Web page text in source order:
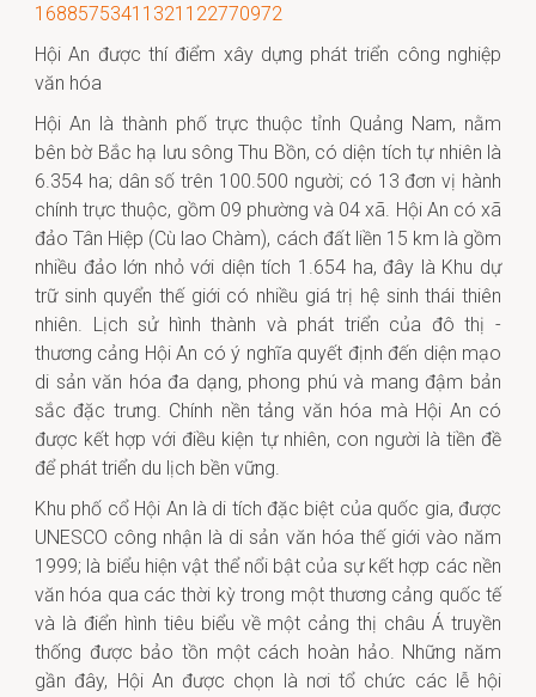
Hội An được thí điểm xây dựng phát triển công nghiệp
văn hóa
Hội An là thành phố trực thuộc tỉnh Quảng Nam, nằm
bên bờ Bắc hạ lưu sông Thu Bồn, có diện tích tự nhiên là
6.354 ha; dân số trên 100.500 người; có 13 đơn vị hành
chính trực thuộc, gồm 09 phường và 04 xã. Hội An có xã
đảo Tân Hiệp (Cù lao Chàm), cách đất liền 15 km là gồm
nhiều đảo lớn nhỏ với diện tích 1.654 ha, đây là Khu dự
trữ sinh quyển thế giới có nhiều giá trị hệ sinh thái thiên
nhiên. Lịch sử hình thành và phát triển của đô thị -
thương cảng Hội An có ý nghĩa quyết định đến diện mạo
di sản văn hóa đa dạng, phong phú và mang đậm bản
sắc đặc trưng. Chính nền tảng văn hóa mà Hội An có
được kết hợp với điều kiện tự nhiên, con người là tiền đề
để phát triển du lịch bền vững.
Khu phố cổ Hội An là di tích đặc biệt của quốc gia, được
UNESCO công nhận là di sản văn hóa thế giới vào năm
1999; là biểu hiện vật thể nổi bật của sự kết hợp các nền
văn hóa qua các thời kỳ trong một thương cảng quốc tế
và là điển hình tiêu biểu về một cảng thị châu Á truyền
thống được bảo tồn một cách hoàn hảo. Những năm
gần đây, Hội An được chọn là nơi tổ chức các lễ hội